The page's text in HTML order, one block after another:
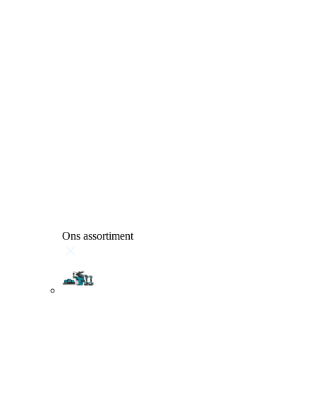
Ons assortiment